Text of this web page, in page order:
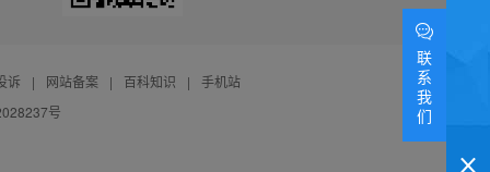
诉 | 网站备案 | 百科知识 |
手机站
号
联
系
我
们